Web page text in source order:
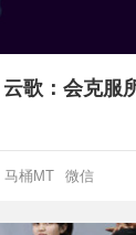
歌：会克服
马桶MT 微信